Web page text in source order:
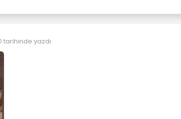
tarihinde yazdı